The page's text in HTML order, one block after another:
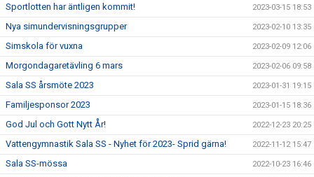
Sportlotten har äntligen kommit! 2023-03-15 18:53
Nya simundervisningsgrupper 2023-02-10 13:35
Simskola för vuxna 2023-02-09 12:06
Morgondagaretävling 6 mars 2023-02-06 09:58
Sala SS årsmöte 2023 2023-01-31 19:15
Familjesponsor 2023 2023-01-15 18:36
God Jul och Gott Nytt År! 2022-12-23 20:25
Vattengymnastik Sala SS - Nyhet för 2023- Sprid gärna! 2022-11-12 15:47
Sala SS-mössa 2022-10-23 16:46